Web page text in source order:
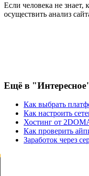
Если человека не
осуществить анализ
Ещё в
Как выбрать
Как настроить
Хостинг от
Как проверить
Заработок через